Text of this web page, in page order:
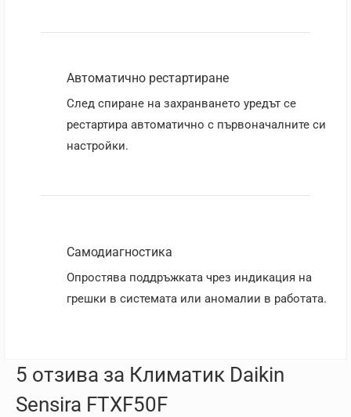
Автоматично рестартиране
След спиране на захранването уредът се
рестартира автоматично с първоначалните си
настройки.
Самодиагностика
Опростява поддръжката чрез индикация на
грешки в системата или аномалии в работата.
5 отзива за Климатик Daikin
Sensira FTXF50F